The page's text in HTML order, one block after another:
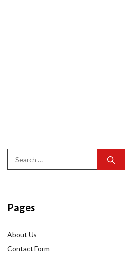
for:
Pages
About Us
Contact Form